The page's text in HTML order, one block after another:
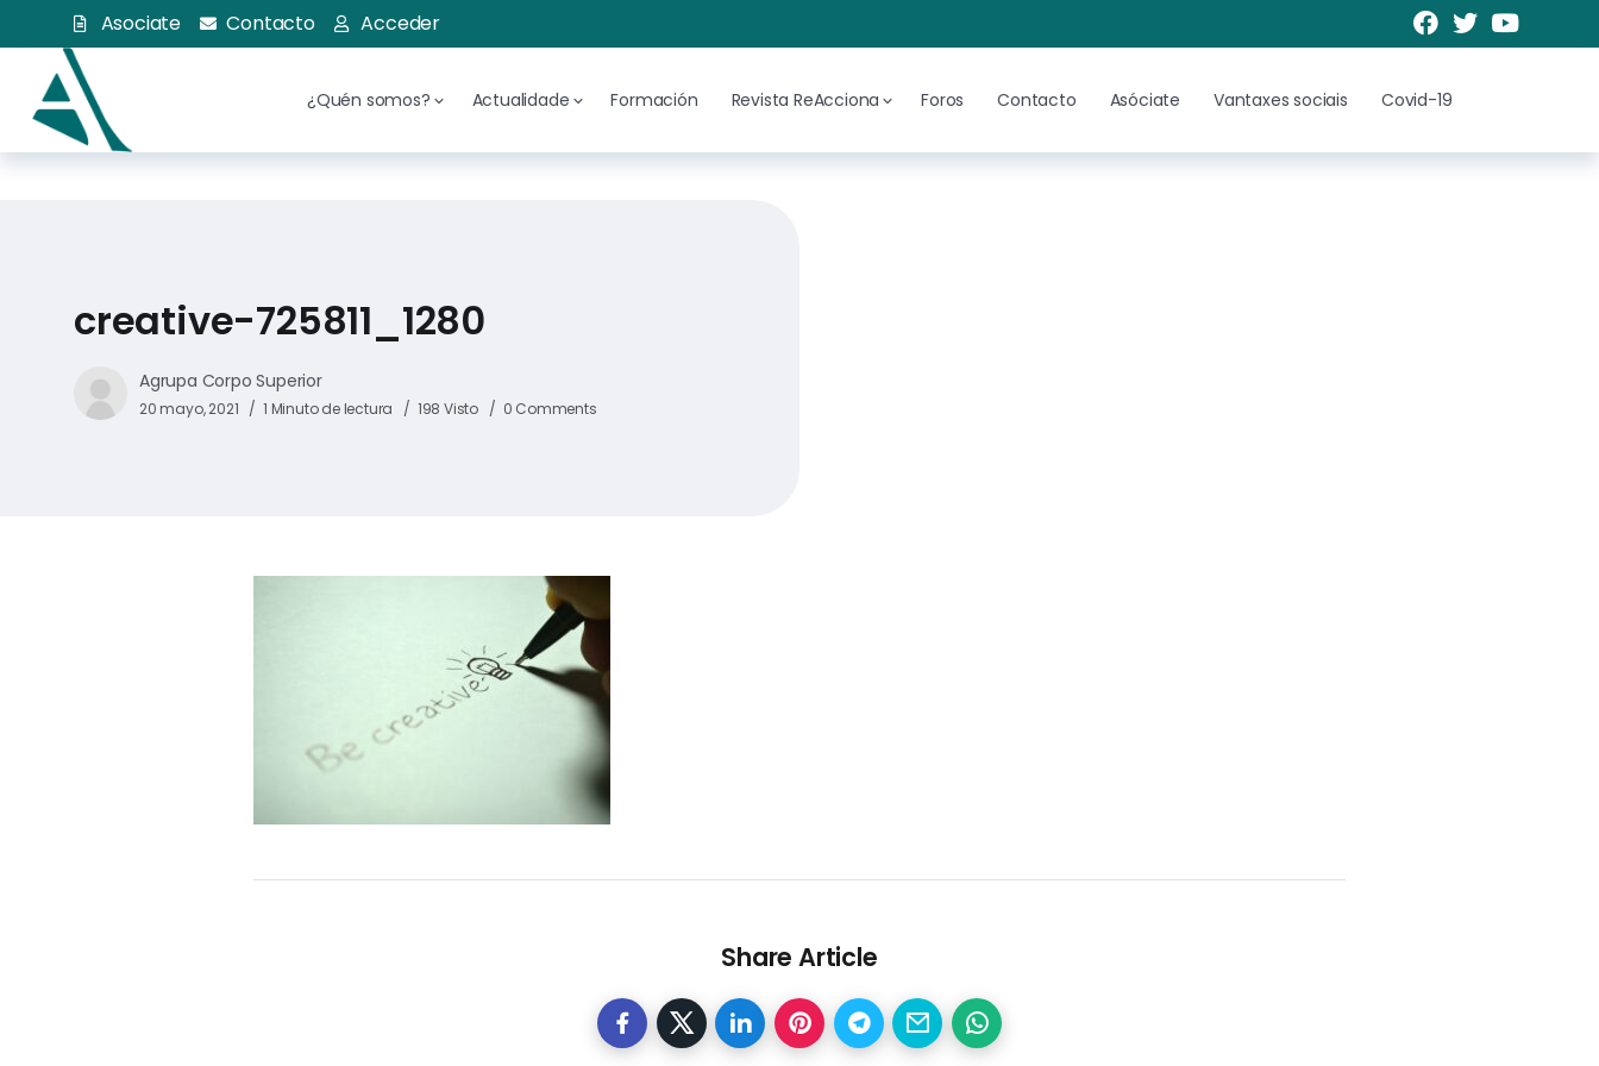
Asociate Contacto Acceder
¿Quén somos? Actualidade Formación Revista ReAcciona Foros Contacto Asóciate Vantaxes sociais Covid-19
creative-725811_1280
Agrupa Corpo Superior
20 mayo, 2021 1 Minuto de lectura 198 Visto 0 Comments
Share Article